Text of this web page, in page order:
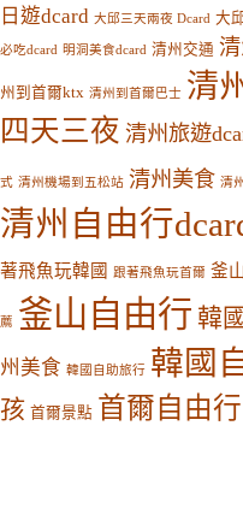
日遊dcard 大邱三天兩夜 Dcard 大
必吃dcard 明洞美食dcard 清州交通
州到首爾ktx 清州到首爾巴士 清
四天三夜 清州旅遊
式 清州機場到五松站 清州美食 清
清州自由行
著飛魚玩韓國 跟著飛魚玩首爾 釜
薦 釜山自由行 韓
州美食 韓國自助旅行 韓國
孩 首爾景點 首爾自由行